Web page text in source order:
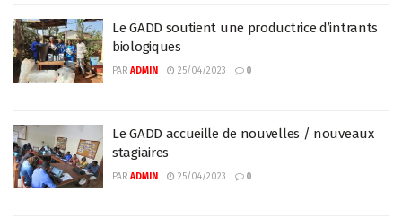
Le GADD soutient une productrice d’intrants
biologiques
PAR ADMIN 25/04/2023 0
Le GADD accueille de nouvelles / nouveaux
stagiaires
PAR ADMIN 25/04/2023 0